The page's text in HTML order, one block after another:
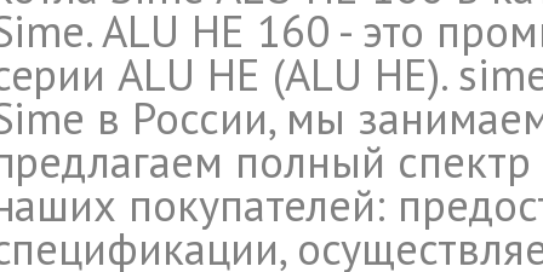
ALU HE 160 - это
ALU HE (ALU HE).
в России, мы
полный
покупателей: